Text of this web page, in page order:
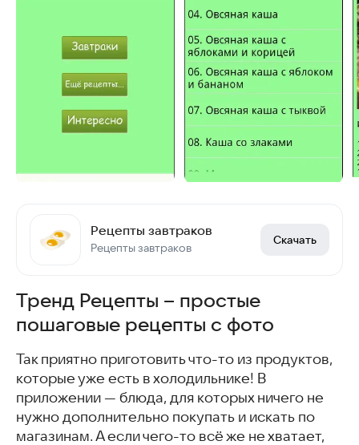
Рецепты завтраков
Рецепты завтраков
Скачать
Тренд Рецепты – простые
пошаговые рецепты с фото
Так приятно приготовить что-то из продуктов,
которые уже есть в холодильнике! В
приложении — блюда, для которых ничего не
нужно дополнительно покупать и искать по
магазинам. А если чего-то всё же не хватает,